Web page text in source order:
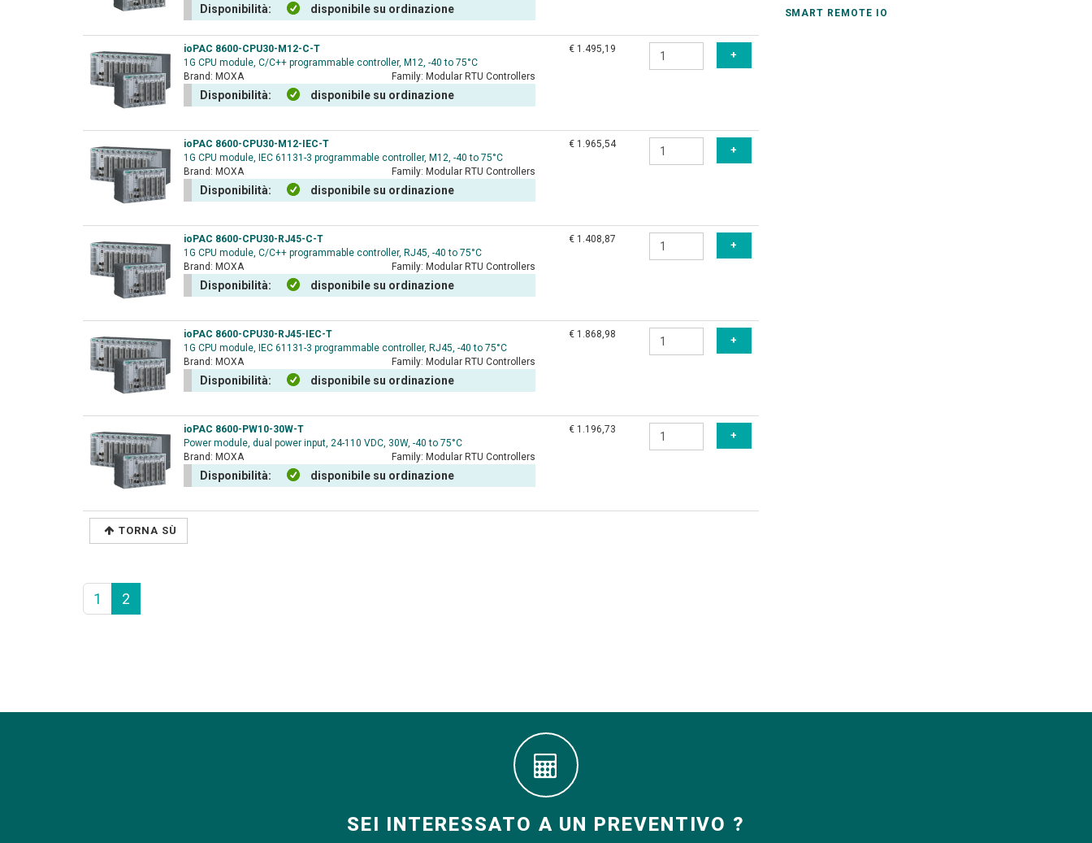
Disponibilità: disponibile su ordinazione
ioPAC 8600-CPU30-M12-C-T
1G CPU module, C/C++ programmable controller, M12, -40 to 75°C
Brand: MOXA Family: Modular RTU Controllers
Disponibilità: disponibile su ordinazione
€ 1.495,19
ioPAC 8600-CPU30-M12-IEC-T
1G CPU module, IEC 61131-3 programmable controller, M12, -40 to 75°C
Brand: MOXA Family: Modular RTU Controllers
Disponibilità: disponibile su ordinazione
€ 1.965,54
ioPAC 8600-CPU30-RJ45-C-T
1G CPU module, C/C++ programmable controller, RJ45, -40 to 75°C
Brand: MOXA Family: Modular RTU Controllers
Disponibilità: disponibile su ordinazione
€ 1.408,87
ioPAC 8600-CPU30-RJ45-IEC-T
1G CPU module, IEC 61131-3 programmable controller, RJ45, -40 to 75°C
Brand: MOXA Family: Modular RTU Controllers
Disponibilità: disponibile su ordinazione
€ 1.868,98
ioPAC 8600-PW10-30W-T
Power module, dual power input, 24-110 VDC, 30W, -40 to 75°C
Brand: MOXA Family: Modular RTU Controllers
Disponibilità: disponibile su ordinazione
€ 1.196,73
TORNA SÙ
1 2
SMART REMOTE IO
SEI INTERESSATO A UN PREVENTIVO ?